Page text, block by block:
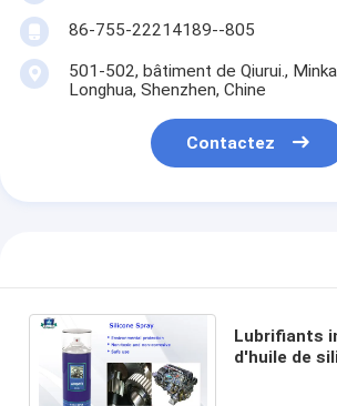
86-755-22214189--805
501-502, bâtiment de Qiurui.,
Longhua, Shenzhen, Chine
Contactez
Lubrifiants
d'huile de